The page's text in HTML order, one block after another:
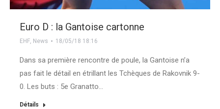
Euro D : la Gantoise cartonne
EHF, News 18/05/18 18:16
Dans sa première rencontre de poule, la Gantoise n’a
pas fait le détail en étrillant les Tchèques de Rakovnik 9-
0. Les buts : 5e Granatto…
Détails